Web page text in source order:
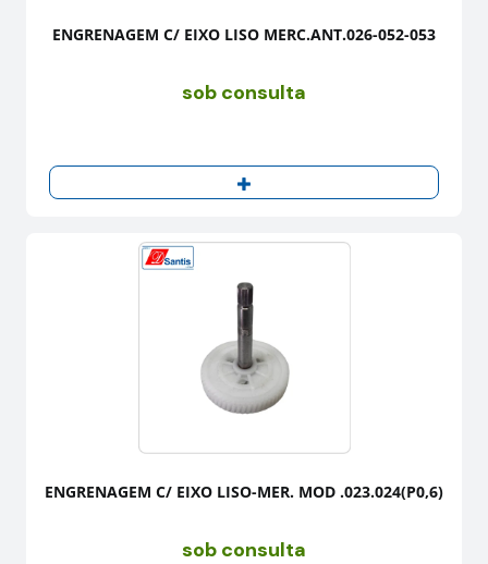
ENGRENAGEM C/ EIXO LISO MERC.ANT.026-052-053
sob consulta
ENGRENAGEM C/ EIXO LISO-MER. MOD .023.024(P0,6)
sob consulta